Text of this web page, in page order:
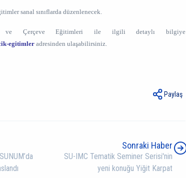
sanal sınıflarda düzenlenecek.
ve Çerçeve Eğitimleri ile ilgili detaylı bilgiye
egitimleradresinden ulaşabilirsiniz.
Paylaş
Sonraki Haber
SU-IMC Tematik Seminer Serisi'nin
yeni konuğu Yiğit Karpat